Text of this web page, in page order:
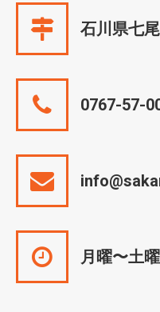
石川県七
0767-57-
月曜〜土